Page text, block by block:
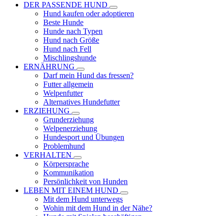
DER PASSENDE HUND
Hund kaufen oder adoptieren
Beste Hunde
Hunde nach Typen
Hund nach Größe
Hund nach Fell
Mischlingshunde
ERNÄHRUNG
Darf mein Hund das fressen?
Futter allgemein
Welpenfutter
Alternatives Hundefutter
ERZIEHUNG
Grunderziehung
Welpenerziehung
Hundesport und Übungen
Problemhund
VERHALTEN
Körpersprache
Kommunikation
Persönlichkeit von Hunden
LEBEN MIT EINEM HUND
Mit dem Hund unterwegs
Wohin mit dem Hund in der Nähe?